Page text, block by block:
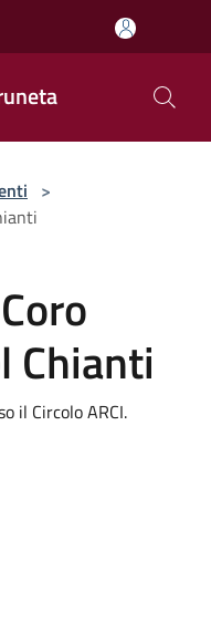
>
Chianti
il Circolo ARCI.